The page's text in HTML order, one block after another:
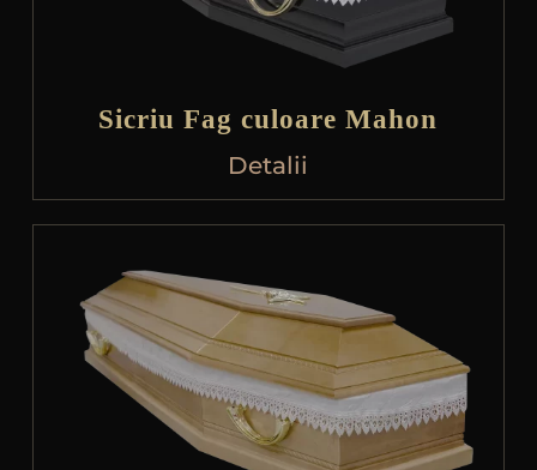
Sicriu Fag culoare Mahon
Detalii